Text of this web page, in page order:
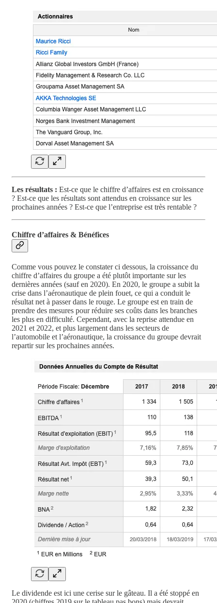
Les résultats : Est-ce que le chiffre d’affaires est en croissance
? Est-ce que les résultats sont attendus en croissance sur les
prochaines années ? Est-ce que l’entreprise est très rentable ?
Chiffre d’affaires & Bénéfices
Comme vous pouvez le constater ci dessous, la croissance du
chiffre d’affaires du groupe a été plutôt importante sur les
dernières années (sauf en 2020). En 2020, le groupe a subit la
crise dans l’aéronautique de plein fouet, ce qui a conduit le
résultat net à passer dans le rouge. Le groupe est en train de
prendre des mesures pour réduire ses coûts dans les branches
les plus en difficulté. Cependant, avec la reprise attendue en
2021 et 2022, et plus largement dans les secteurs de
l’automobile et l’aéronautique, la croissance du groupe devrait
repartir sur les prochaines années.
Le dividende est ici une cerise sur le gâteau. Il a été stoppé en